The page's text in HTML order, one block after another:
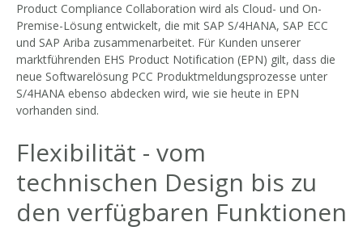
Product Compliance Collaboration wird als Cloud- und On-
Premise-Lösung entwickelt, die mit SAP S/4HANA, SAP ECC
und SAP Ariba zusammenarbeitet. Für Kunden unserer
marktführenden EHS Product Notification (EPN) gilt, dass die
neue Softwarelösung PCC Produktmeldungsprozesse unter
S/4HANA ebenso abdecken wird, wie sie heute in EPN
vorhanden sind.
Flexibilität - vom
technischen Design bis zu
den verfügbaren Funktionen